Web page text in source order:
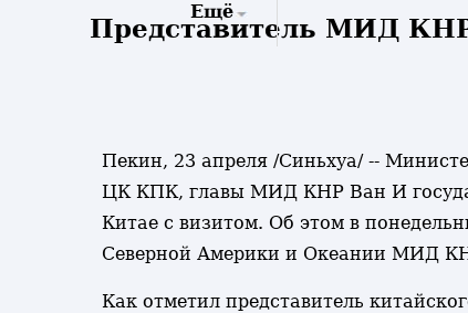
Экономика
Ещё
Фото
Спецрепортажи
Представитель МИД
Пекин, 23 апреля /Синьхуа/ --
ЦК КПК, главы МИД КНР Ван И
Китае с визитом. Об этом в
Северной Америки и Океании МИД
Как отметил представитель